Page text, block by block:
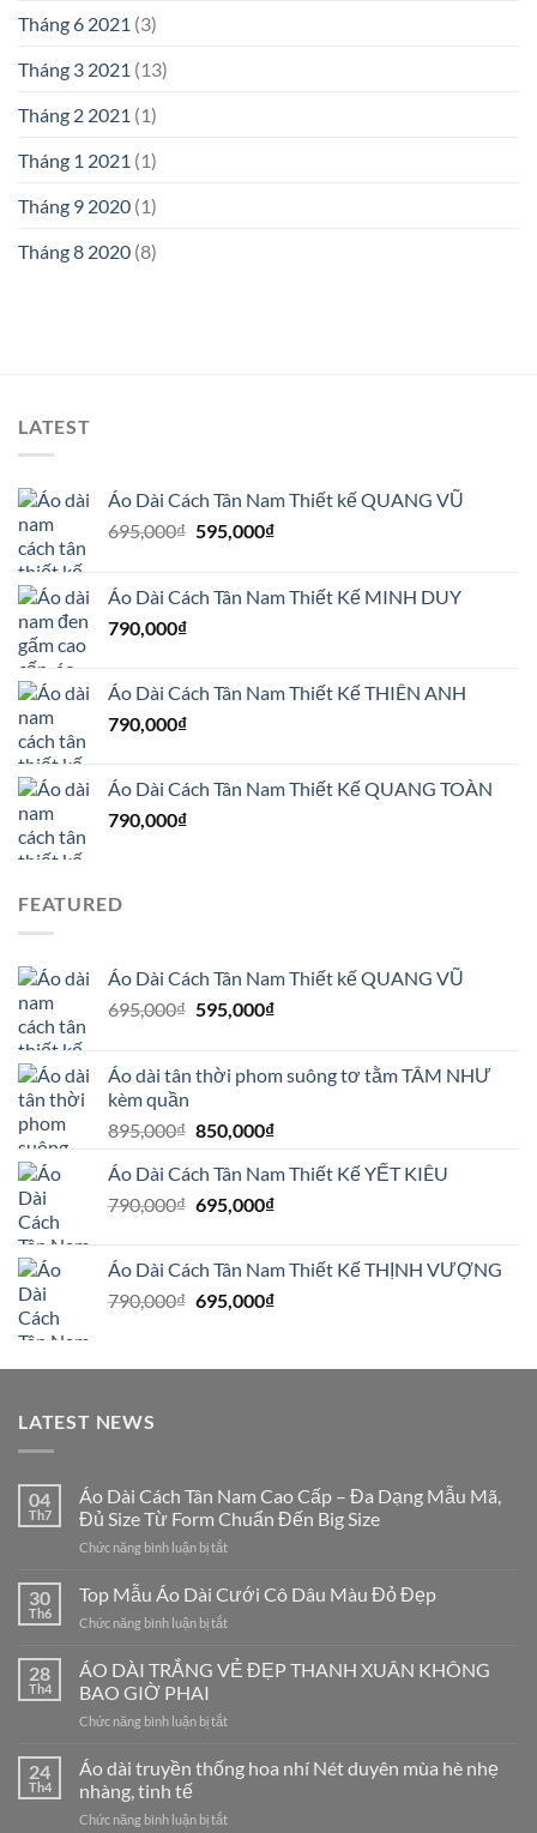
Tháng 6 2021 (3)
Tháng 3 2021 (13)
Tháng 2 2021 (1)
Tháng 1 2021 (1)
Tháng 9 2020 (1)
Tháng 8 2020 (8)
LATEST
Áo Dài Cách Tân Nam Thiết kế QUANG VŨ
695,000₫ Giá
695,000₫.
595,000₫Giá
là:
Áo Dài Cách Tân Nam Thiết Kế MINH DUY
790,000₫
Áo Dài Cách Tân Nam Thiết Kế THIÊN ANH
790,000₫
Áo Dài Cách Tân Nam Thiết Kế QUANG TOÀN
790,000₫
FEATURED
Áo Dài Cách Tân Nam Thiết kế QUANG VŨ
695,000₫ Giá
695,000₫.
595,000₫Giá
là:
Áo dài tân thời phom suông tơ tằm TÂM NHƯ
kèm quần
895,000₫ Giá
là:
895,000₫.
850,000₫Giá
tại
là:
Áo Dài Cách Tân Nam Thiết Kế YẾT KIÊU
790,000₫ Giá
790,000₫.
695,000₫Giá
là:
695,000₫.
Áo Dài Cách Tân Nam Thiết Kế THỊNH VƯỢNG
790,000₫ Giá
790,000₫.
695,000₫Giá
là:
LATEST NEWS
04
Th7
Áo Dài Cách Tân Nam Cao Cấp – Đa Dạng Mẫu Mã,
Đủ Size Từ Form Chuẩn Đến Big Size
Chức năng bình luận bị tắtở
Dài
Cách
Tân
Cao
Đa
Mẫu
30
Th6
Top Mẫu Áo Dài Cưới Cô Dâu Màu Đỏ Đẹp
Chức năng bình luận bị tắtở
Mẫu
Áo
Cưới
Dâu
Màu
Đẹp
28
Th4
ÁO DÀI TRẮNG VẺ ĐẸP THANH XUÂN KHÔNG
BAO GIỜ PHAI
Chức năng bình luận bị tắtở
TRẮNG
ĐẸP
24
Th4
Áo dài truyền thống hoa nhí Nét duyên mùa hè nhẹ
nhàng, tinh tế
Chức năng bình luận bị tắtở